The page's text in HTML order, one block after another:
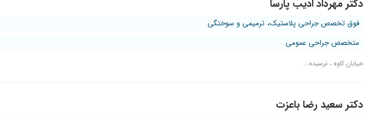
دکتر مهرداد ادیب پارسا
فوق تخصص جراحی پلاستیک، ترمیمی و سوختگی
متخصص جراحی عمومی
خیابان کاوه ، نرسیده...
دکتر سعید رضا باعزت